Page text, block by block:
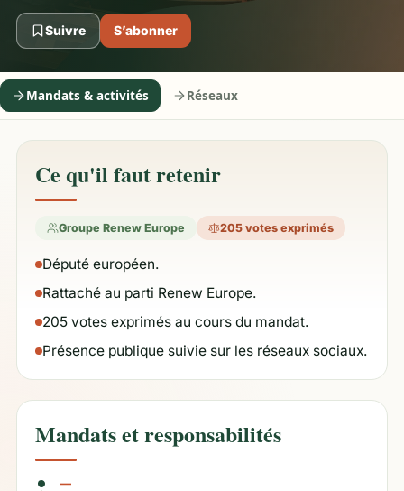
Suivre S’abonner
Mandats & activités Réseaux
Ce qu'il faut retenir
Groupe Renew Europe 205 votes exprimés
Député européen.
Rattaché au parti Renew Europe.
205 votes exprimés au cours du mandat.
Présence publique suivie sur les réseaux sociaux.
Mandats et responsabilités
—